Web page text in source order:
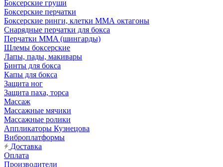
Боксерские груши
Боксерские перчатки
Боксерские ринги, клетки ММА октагоны
Снарядные перчатки для бокса
Перчатки MMA (шингарды)
Шлемы боксерские
Лапы, пады, макивары
Бинты для бокса
Капы для бокса
Защита ног
Защита паха, торса
Массаж
Массажные мячики
Массажные ролики
Аппликаторы Кузнецова
Виброплатформы
Доставка
Оплата
Производители